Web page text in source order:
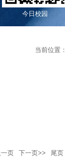
今日校园
当前位置：
页 下一页>> 尾页